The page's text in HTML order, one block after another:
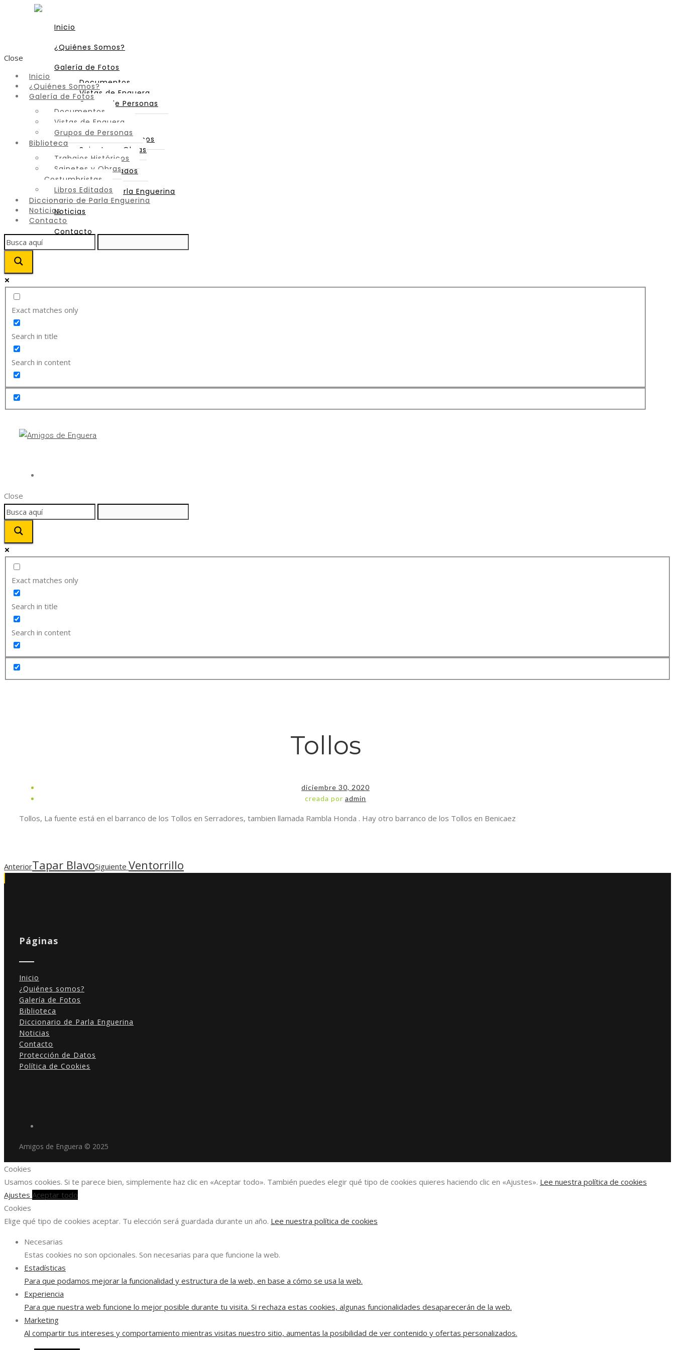
Inicio
¿Quiénes Somos?
Galería de Fotos
Documentos
Vistas de Enguera
Grupos de Personas
Biblioteca
Trabajos Históricos
Sainetes y Obras
Costumbristas
Libros Editados
Diccionario de Parla Enguerina
Noticias
Contacto
Close
Inicio
¿Quiénes Somos?
Galería de Fotos
Documentos
Vistas de Enguera
Grupos de Personas
Biblioteca
Trabajos Históricos
Sainetes y Obras
Costumbristas
Libros Editados
Diccionario de Parla Enguerina
Noticias
Contacto
Exact matches only
Search in title
Search in content
Close
Exact matches only
Search in title
Search in content
Tollos
diciembre 30, 2020
creada por admin
Tollos, La fuente está en el barranco de los Tollos en Serradores, tambien llamada Rambla Honda . Hay otro barranco de los Tollos en Benicaez
AnteriorTapar BlavoSiguiente Ventorrillo
Páginas
Inicio
¿Quiénes somos?
Galería de Fotos
Biblioteca
Diccionario de Parla Enguerina
Noticias
Contacto
Protección de Datos
Política de Cookies
Amigos de Enguera © 2025
Cookies
Usamos cookies. Si te parece bien, simplemente haz clic en «Aceptar todo». También puedes elegir qué tipo de cookies quieres haciendo clic en «Ajustes». Lee nuestra política de cookies
Ajustes Aceptar todo
Cookies
Elige qué tipo de cookies aceptar. Tu elección será guardada durante un año. Lee nuestra política de cookies
Necesarias
Estas cookies no son opcionales. Son necesarias para que funcione la web.
Estadísticas
Para que podamos mejorar la funcionalidad y estructura de la web, en base a cómo se usa la web.
Experiencia
Para que nuestra web funcione lo mejor posible durante tu visita. Si rechaza estas cookies, algunas funcionalidades desaparecerán de la web.
Marketing
Al compartir tus intereses y comportamiento mientras visitas nuestro sitio, aumentas la posibilidad de ver contenido y ofertas personalizados.